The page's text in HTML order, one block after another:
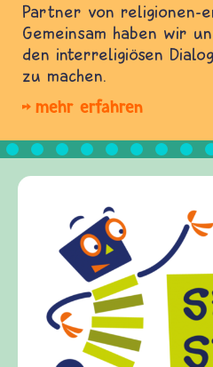
Partner von religionen-
Gemeinsam haben wir
den interreligiösen
zu machen.
mehr erfahren